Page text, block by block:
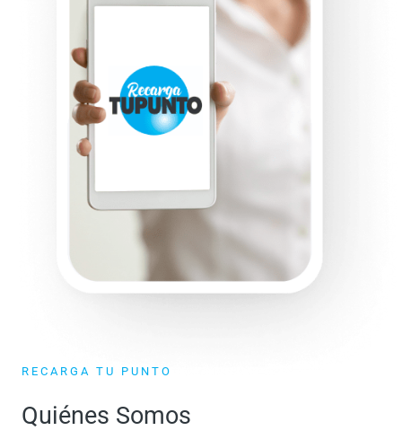
RECARGA TU PUNTO
Quiénes Somos